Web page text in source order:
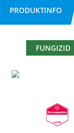
PRODUKTINFO
FUNGIZID